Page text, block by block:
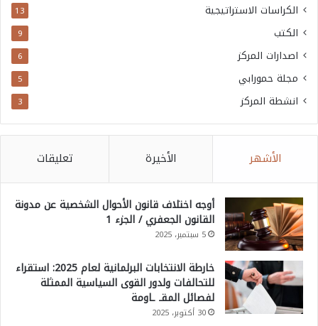
الكراسات الاستراتيجية 13
الكتب 9
اصدارات المركز 6
مجلة حمورابي 5
انشطة المركز 3
الأشهر الأخيرة تعليقات
أوجه اختلاف قانون الأحوال الشخصية عن مدونة
القانون الجعفري / الجزء 1
5 سبتمبر، 2025
خارطة الانتخابات البرلمانية لعام 2025: استقراء
للتحالفات ولدور القوى السياسية الممثلة
لفصائل المقـ ـاومة
30 أكتوبر، 2025